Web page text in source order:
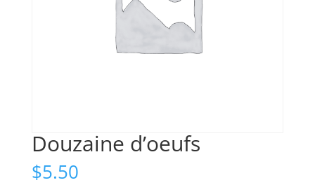
Douzaine d’oeufs
$5.50